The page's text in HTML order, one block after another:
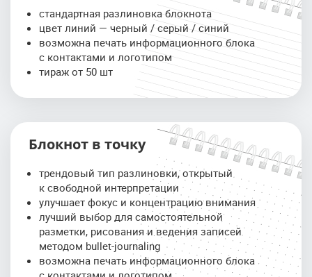
стандартная разлиновка блокнота
цвет линий — черный / серый / синий
возможна печать информационного блока
с контактами и логотипом
тираж от 50 шт
Блокнот в точку
трендовый тип разлиновки, открытый
к свободной интерпретации
улучшает фокус и концентрацию внимания
лучший выбор для самостоятельной
разметки, рисования и ведения записей
методом bullet-journaling
возможна печать информационного блока